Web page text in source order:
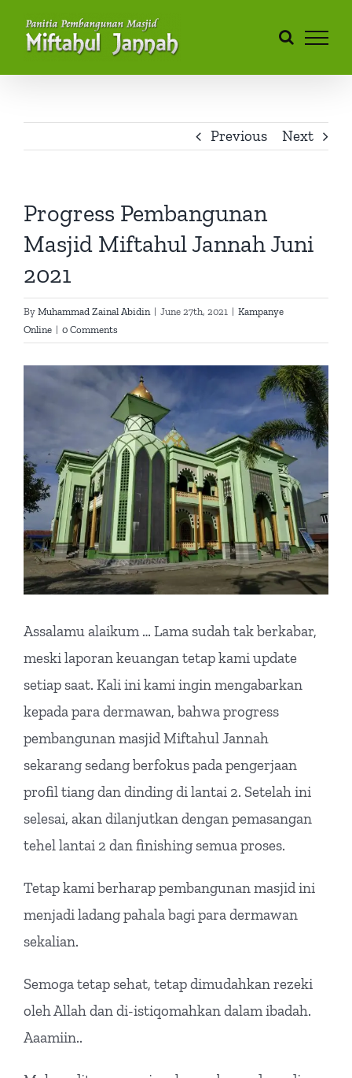
Previous Next
Progress Pembangunan
Masjid Miftahul Jannah Juni
2021
By Muhammad Zainal Abidin | June 27th, 2021 | Kampanye
Online | 0 Comments
View
Assalamu alaikum … Lama sudah tak berkabar,
meski laporan keuangan tetap kami update
setiap saat. Kali ini kami ingin mengabarkan
kepada para dermawan, bahwa progress
pembangunan masjid Miftahul Jannah
sekarang sedang berfokus pada pengerjaan
profil tiang dan dinding di lantai 2. Setelah ini
selesai, akan dilanjutkan dengan pemasangan
tehel lantai 2 dan finishing semua proses.
Tetap kami berharap pembangunan masjid ini
menjadi ladang pahala bagi para dermawan
sekalian.
Semoga tetap sehat, tetap dimudahkan rezeki
oleh Allah dan di-istiqomahkan dalam ibadah.
Aaamiin..